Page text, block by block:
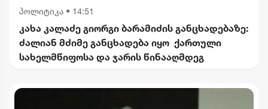
პოლიტიკა • 14:51
კახა კალაძე გიორგი ბარამიძის განცხადებაზე:
ძალიან მძიმე განცხადება იყო ქართული
სახელმწიფოსა და ჯარის წინააღმდეგ